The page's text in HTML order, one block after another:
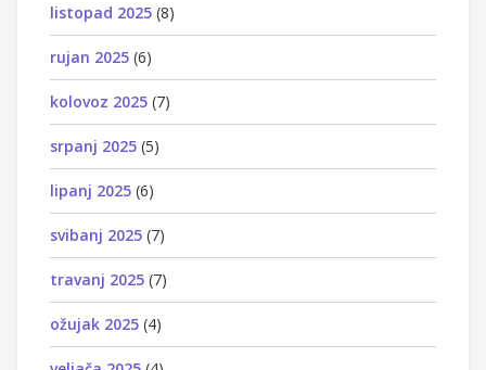
listopad 2025 (8)
rujan 2025 (6)
kolovoz 2025 (7)
srpanj 2025 (5)
lipanj 2025 (6)
svibanj 2025 (7)
travanj 2025 (7)
ožujak 2025 (4)